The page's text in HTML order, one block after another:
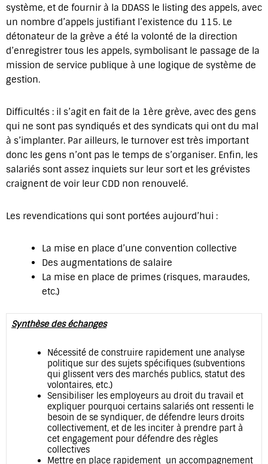
système, et de fournir à la DDASS le listing des appels, avec
un nombre d’appels justifiant l’existence du 115. Le
détonateur de la grève a été la volonté de la direction
d’enregistrer tous les appels, symbolisant le passage de la
mission de service publique à une logique de système de
gestion.
Difficultés : il s’agit en fait de la 1ère grève, avec des gens
qui ne sont pas syndiqués et des syndicats qui ont du mal
à s’implanter. Par ailleurs, le turnover est très important
donc les gens n’ont pas le temps de s’organiser. Enfin, les
salariés sont assez inquiets sur leur sort et les grévistes
craignent de voir leur CDD non renouvelé.
Les revendications qui sont portées aujourd’hui :
La mise en place d’une convention collective
Des augmentations de salaire
La mise en place de primes (risques, maraudes,
etc.)
Synthèse des échanges
Nécessité de construire rapidement une analyse
politique sur des sujets spécifiques (subventions
qui glissent vers des marchés publics, statut des
volontaires, etc.)
Sensibiliser les employeurs au droit du travail et
expliquer pourquoi certains salariés ont ressenti le
besoin de se syndiquer, de défendre leurs droits
collectivement, et de les inciter à prendre part à
cet engagement pour défendre des règles
collectives
Mettre en place rapidement un accompagnement